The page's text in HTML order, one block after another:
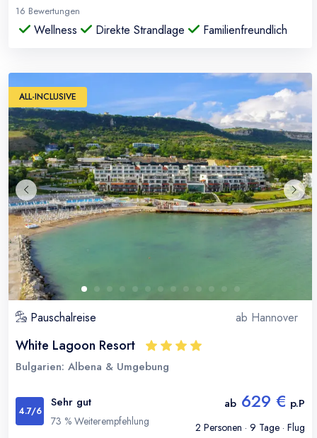
16 Bewertungen
Wellness Direkte Strandlage Familienfreundlich
Pauschalreise ab Hannover
ALL-INCLUSIVE
White Lagoon Resort
Bulgarien: Albena & Umgebung
4.7/6
Sehr gut
73 % Weiterempfehlung
ab 629 € p.P
2 Personen · 9 Tage · Flug